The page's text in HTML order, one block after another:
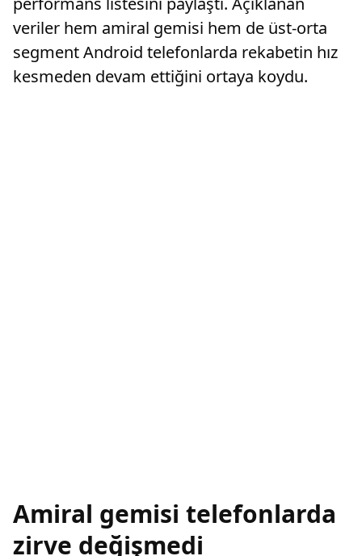
veriler hem amiral gemisi hem de üst-orta
segment Android telefonlarda rekabetin hız
kesmeden devam ettiğini ortaya koydu.
Amiral gemisi telefonlarda
zirve değişmedi